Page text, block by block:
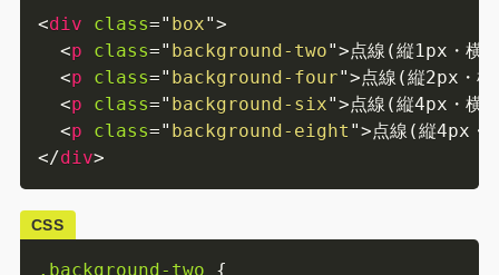
<div class=" box">
<p class=" background-two">点線(縦1px・横
<p class=" background-four">点線(縦2px・
<p class=" background-six">点線(縦4px・横
<p class=" background-eight ">点線(縦4px・
</div>
CSS
.background-two
{